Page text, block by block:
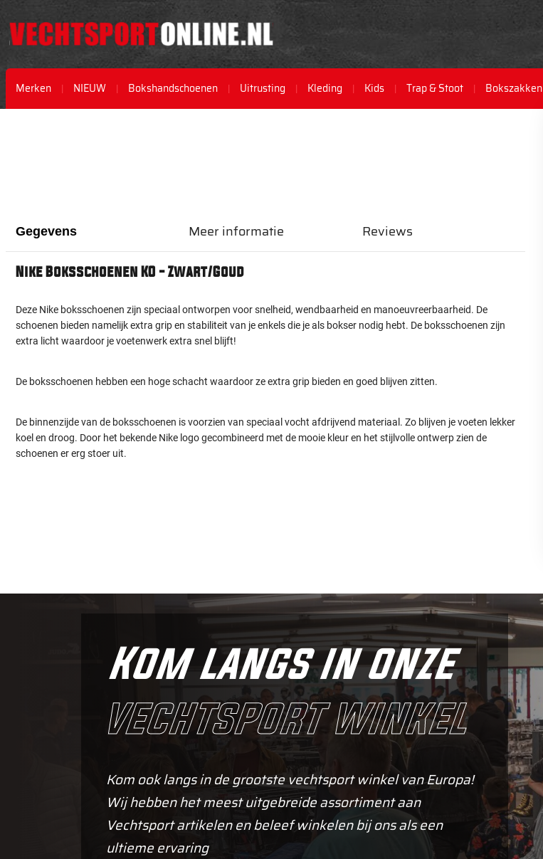
Merken NIEUW Bokshandschoenen Uitrusting Kleding Kids Trap & Stoot Bokszakken
Gegevens
Nike Boksschoenen KO - Zwart/Goud
Deze Nike boksschoenen zijn speciaal ontworpen voor snelheid, wendbaarheid en manoeuvreerbaarheid. De
schoenen bieden namelijk extra grip en stabiliteit van je enkels die je als bokser nodig hebt. De boksschoenen zijn
extra licht waardoor je voetenwerk extra snel blijft!
De boksschoenen hebben een hoge schacht waardoor ze extra grip bieden en goed blijven zitten.
De binnenzijde van de boksschoenen is voorzien van speciaal vocht afdrijvend materiaal. Zo blijven je voeten lekker
koel en droog. Door het bekende Nike logo gecombineerd met de mooie kleur en het stijlvolle ontwerp zien de
schoenen er erg stoer uit.
Meer informatie Reviews
Kom langs in onze
vechtsport winkel
Kom ook langs in de grootste vechtsport winkel van Europa!
Wij hebben het meest uitgebreide assortiment aan
Vechtsport artikelen en beleef winkelen bij ons als een
ultieme ervaring